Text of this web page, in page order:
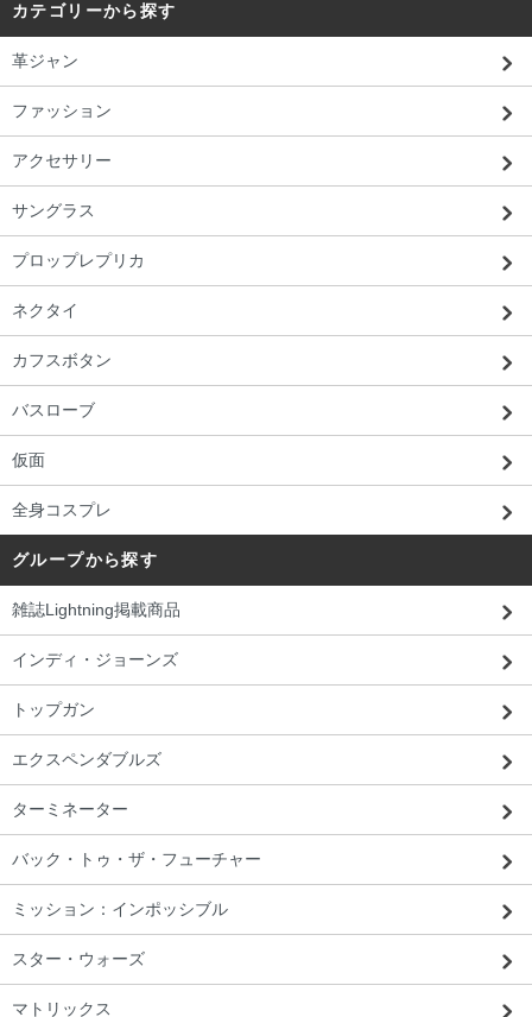
カテゴリーから探す
革ジャン
ファッション
アクセサリー
サングラス
プロップレプリカ
ネクタイ
カフスボタン
バスローブ
仮面
全身コスプレ
グループから探す
雑誌Lightning掲載商品
インディ・ジョーンズ
トップガン
エクスペンダブルズ
ターミネーター
バック・トゥ・ザ・フューチャー
ミッション：インポッシブル
スター・ウォーズ
マトリックス